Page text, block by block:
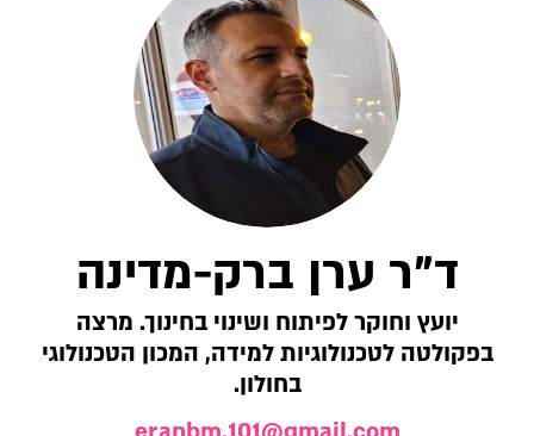
ד"ר ערן ברק-מדינה
יועץ וחוקר לפיתוח ושינוי בחינוך. מרצה
בפקולטה לטכנולוגיות למידה, המכון הטכנולוגי
בחולון.